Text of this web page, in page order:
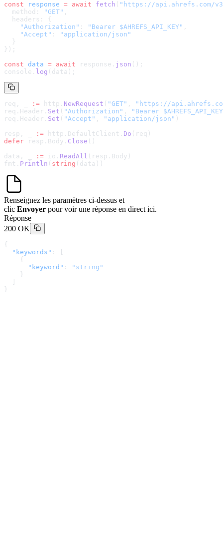
const response = await fetch ( " https://api.ahrefs.com/v3/
  method:
"GET" ,
  headers: {
    "Authorization"
: "Bearer $AHREFS_API_KEY" ,
    "Accept"
:
"application/json"
  }
});
const data = await response. json ();
console. log (data);
req, _ := http. NewRequest ( "GET" , " https://
req.Header. Set ( "Authorization" ,
"Bearer
req.Header. Set ( "Accept" , "application/json" )
resp, _
:= http.DefaultClient. Do (req)
defer resp.Body. Close ()
data, _
:= io. ReadAll (resp.Body)
fmt. Println ( string (data))
Renseignez les paramètres ci-dessus et
clic Envoyer pour voir une réponse en direct ici.
Réponse
200 OK
{
  "keywords"
: [
    {
      "keyword"
:
"string"
    }
}